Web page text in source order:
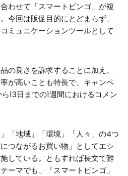
わせて「スマートビンゴ」が複
今回は販促目的にとどまらず、
ミュニケーションツールとして
の良さを訴求することに加え、
が高いことも特長で、キャンペ
13日までの1週間におけるコメン
「地域」「環境」「人々」の4つ
つながるお買い物」としてエシ
している。ともすれば長文で難
ーマでも、「スマートビンゴ」